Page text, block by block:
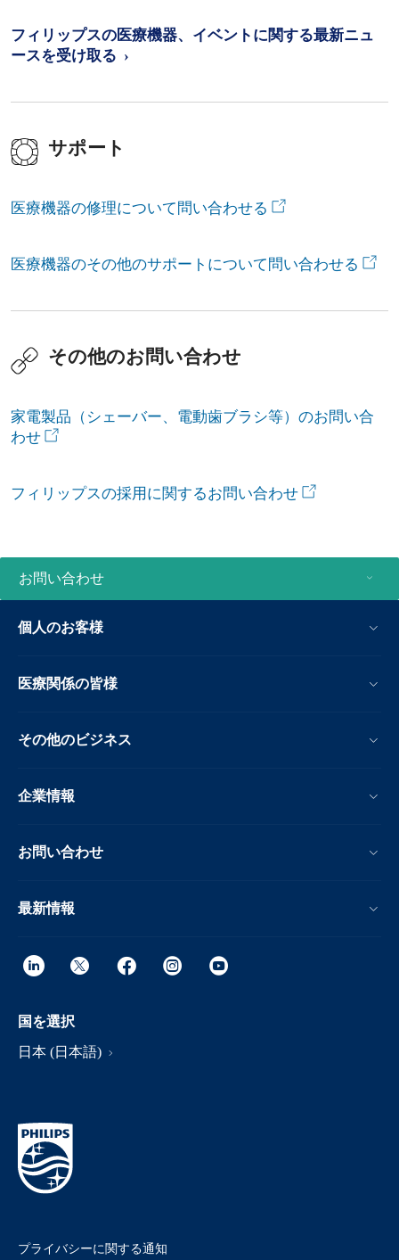
フィリップスの医療機器、イベントに関する最新ニュ
ースを受け取る
サポート
医療機器の修理について問い合わせる
医療機器のその他のサポートについて問い合わせる
その他のお問い合わせ
家電製品（シェーバー、電動歯ブラシ等）のお問い合
わせ
フィリップスの採用に関するお問い合わせ
お問い合わせ
個人のお客様
医療関係の皆様
その他のビジネス
企業情報
お問い合わせ
最新情報
国を選択
日本 (日本語)
プライバシーに関する通知